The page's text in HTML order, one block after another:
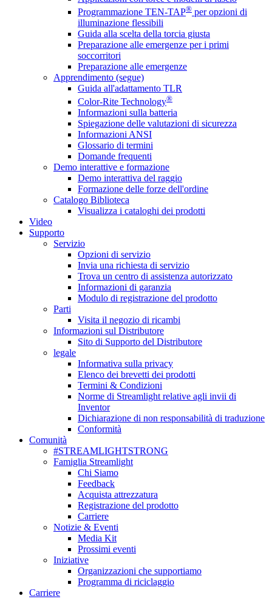
Programmazione TEN-TAP® per opzioni di
illuminazione flessibili
Guida alla scelta della torcia giusta
Preparazione alle emergenze per i primi
soccorritori
Preparazione alle emergenze
Apprendimento (segue)
Guida all'adattamento TLR
Color-Rite Technology®
Informazioni sulla batteria
Spiegazione delle valutazioni di sicurezza
Informazioni ANSI
Glossario di termini
Domande frequenti
Demo interattive e formazione
Demo interattiva del raggio
Formazione delle forze dell'ordine
Catalogo Biblioteca
Visualizza i cataloghi dei prodotti
Video
Supporto
Servizio
Opzioni di servizio
Invia una richiesta di servizio
Trova un centro di assistenza autorizzato
Informazioni di garanzia
Modulo di registrazione del prodotto
Parti
Visita il negozio di ricambi
Informazioni sul Distributore
Sito di Supporto del Distributore
legale
Informativa sulla privacy
Elenco dei brevetti dei prodotti
Termini & Condizioni
Norme di Streamlight relative agli invii di
Inventor
Dichiarazione di non responsabilità di traduzione
Conformità
Comunità
#STREAMLIGHTSTRONG
Famiglia Streamlight
Chi Siamo
Feedback
Acquista attrezzatura
Registrazione del prodotto
Carriere
Notizie & Eventi
Media Kit
Prossimi eventi
Iniziative
Organizzazioni che supportiamo
Programma di riciclaggio
Carriere